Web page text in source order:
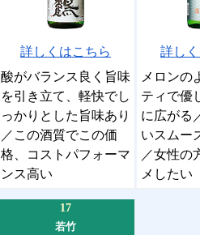
詳しくはこちら
酸がバランス良く旨味
を引き立て、軽快でし
っかりとした旨味あり
／この酒質でこの価
格、コストパフォーマ
ンス高い
詳し
メロンの
ティで優
に広がる
いスムー
／女性の
メしたい
17
若竹